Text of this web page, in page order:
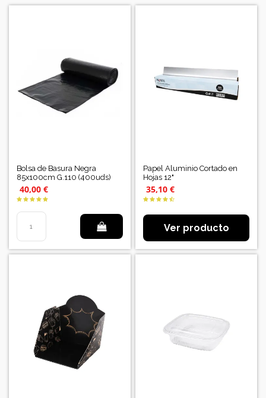
Bolsa de Basura Negra
85x100cm G.110 (400uds)
40,00 €
Papel Aluminio Cortado en
Hojas 12"
35,10 €
Ver producto